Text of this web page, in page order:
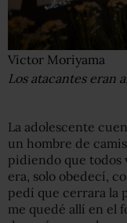
Victor Moriyama
Los atacantes eran
La adolescente
un hombre de
pidiendo que todos
era, solo obedecí,
pedí que cerrara la
me quedé allí en el